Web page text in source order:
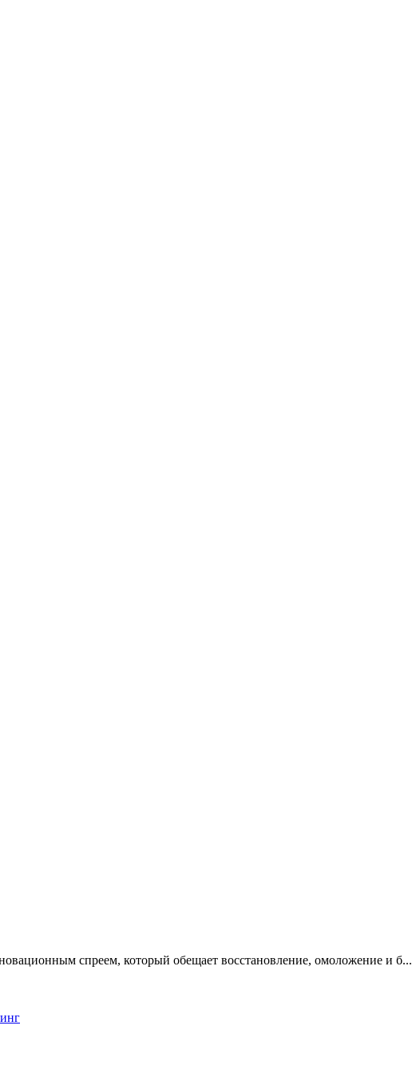
спреем, который обещает восстановление, омоложение и б...